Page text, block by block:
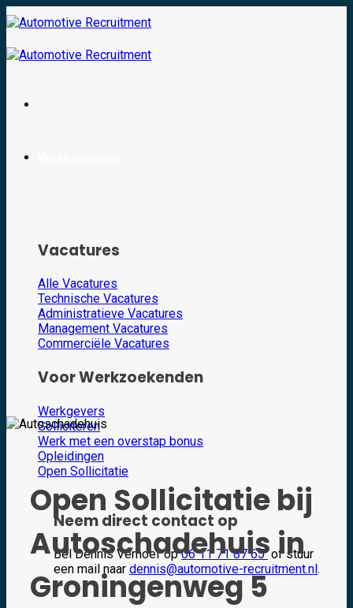
Skip
to
Vacatures
Alle Vacatures
Technische Vacatures
Administratieve Vacatures
Management Vacatures
Commerciële Vacatures
Voor Werkzoekenden
Werkgevers
Solliciteren
Werk met een overstap bonus
Opleidingen
Open Sollicitatie
Neem direct contact op
Bel Dennis Verhoef op06 11 71 87 65of stuur
een mail naar dennis@automotive-recruitment.nl .
Open Sollicitatie bij
Autoschadehuis in
Groningenweg 5